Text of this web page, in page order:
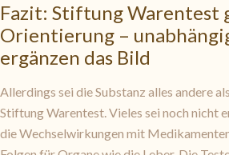
Fazit: Stiftung Warentest
Orientierung –
ergänzen das Bild
Allerdings sei die Substanz alles andere
Stiftung Warentest. Vieles sei noch nicht
die Wechselwirkungen mit